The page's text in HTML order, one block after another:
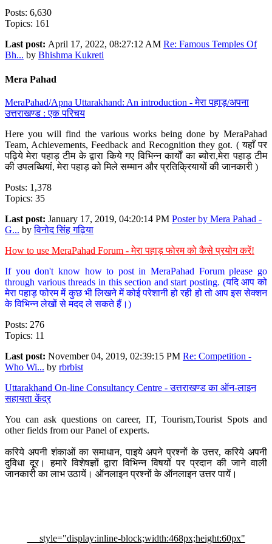
Posts: 6,630
Topics: 161
Last post: April 17, 2022, 08:27:12 AM Re: Famous Temples Of
Bh... by Bhishma Kukreti
Mera Pahad
MeraPahad/Apna Uttarakhand: An introduction - मेरा पहाड़/अपना
उत्तराखण्ड : एक परिचय
Here you will find the various works being done by MeraPahad
Team, Achievements, Feedback and Recognition they got. ( यहाँ पर
पढ़िये मेरा पहाड़ टीम के द्वारा किये गए विभिन्न कार्यों का ब्योरा,मेरा पहाड़ टीम
की उपलब्धियां, मेरा पहाड़ को मिले सम्मान और प्रतिक्रियायों की जानकारी )
Posts: 1,378
Topics: 35
Last post: January 17, 2019, 04:20:14 PM Poster by Mera Pahad -
G... byविनोद सिंह गढ़िया
How to use MeraPahad Forum - मेरा पहाड़ फोरम को कैसे प्रयोग करें!
If you don't know how to post in MeraPahad Forum please go
through various threads in this section and start posting. (यदि आप को
मेरा पहाड़ फोरम में कुछ भी लिखने में कोई परेशानी हो रही हो तो आप इस सेक्शन
के विभिन्न लेखों से मदद ले सकते हैं।)
Posts: 276
Topics: 11
Last post: November 04, 2019, 02:39:15 PM Re: Competition -
Who Wi... by rbrbist
Uttarakhand On-line Consultancy Centre - उत्तराखण्ड का ऑन-लाइन
सहायता केंद्र
You can ask questions on career, IT, Tourism,Tourist Spots and
other fields from our Panel of experts.
करिये अपनी शंकाओं का समाधान, पाइये अपने प्रश्नों के उत्तर, करिये अपनी
दुविधा दूर। हमारे विशेषज्ञों द्वारा विभिन्न विषयों पर प्रदान की जाने वाली
जानकारी का लाभ उठायें। ऑनलाइन प्रश्नों के ऑनलाइन उत्तर पायें।
style="display:inline-block;width:468px;height:60px"